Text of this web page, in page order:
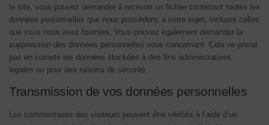
le site, vous pouvez demander à recevoir un fichier contenant toutes les
données personnelles que nous possédons à votre sujet, incluant celles
que vous nous avez fournies. Vous pouvez également demander la
suppression des données personnelles vous concernant. Cela ne prend
pas en compte les données stockées à des fins administratives,
légales ou pour des raisons de sécurité.
Transmission de vos données personnelles
Les commentaires des visiteurs peuvent être vérifiés à l’aide d’un